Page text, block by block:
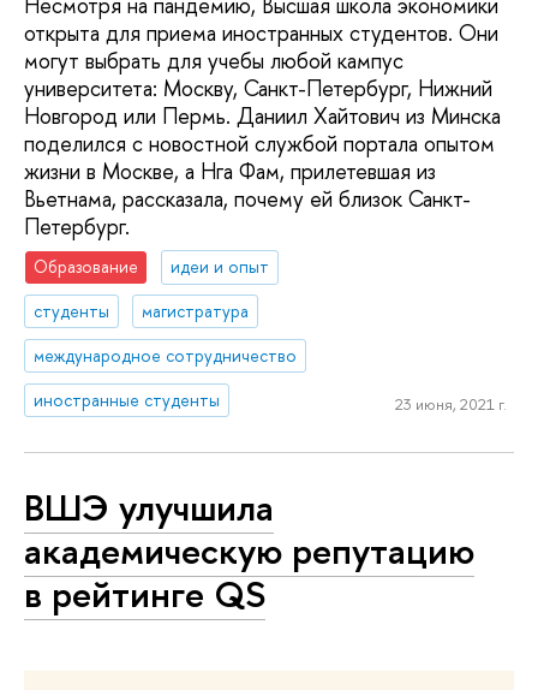
открыта для приема иностранных студентов. Они
могут выбрать для учебы любой кампус
университета: Москву, Санкт-Петербург, Нижний
Новгород или Пермь. Даниил Хайтович из Минска
поделился с новостной службой портала опытом
жизни в Москве, а Нга Фам, прилетевшая из
Вьетнама, рассказала, почему ей близок Санкт-
Петербург.
Образование
идеи и опыт
студенты
магистратура
международное сотрудничество
иностранные студенты
23 июня, 2021 г.
ВШЭ улучшила
академическую репутацию
в рейтинге QS